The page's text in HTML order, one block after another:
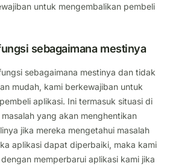
untuk mengembalikan pembeli
sebagaimana mestinya
sebagaimana mestinya dan tidak
mudah, kami berkewajiban untuk
aplikasi. Ini termasuk situasi di
yang akan menghentikan
jika mereka mengetahui masalah
aplikasi dapat diperbaiki, maka kami
memperbarui aplikasi kami jika